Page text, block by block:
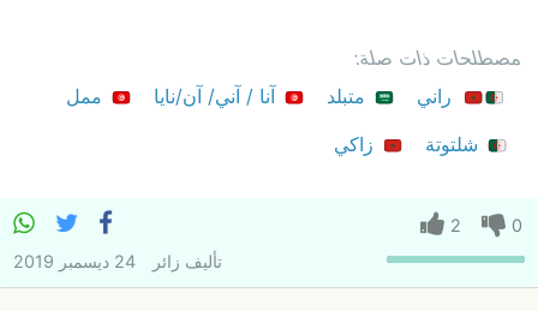
مصطلحات ذات صلة:
راني
متبلد آنا / آني/ آن/نايا
ممل
شلتوتة
زاكي
0
2
تأليف زائر 24 ديسمبر 2019